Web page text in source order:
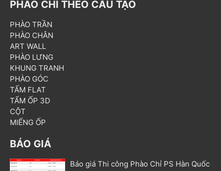
PHÀO CHỈ THEO CẤU TẠO
PHÀO TRẦN
PHÀO CHÂN
ART WALL
PHÀO LƯNG
KHUNG TRANH
PHÀO GÓC
TẤM FLAT
TẤM ỐP 3D
CỘT
MIẾNG ỐP
BÁO GIÁ
Báo giá Thi công Phào Chỉ PS Hàn Quốc